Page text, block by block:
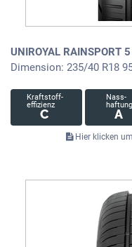
UNIROYAL RAINSPORT 5
Dimension: 235/40 R18
Kraftstoff-
effizienz
C
Nass-
haftung
A
Hier klicken